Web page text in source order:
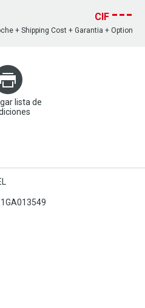
CIF ---
+ Shipping Cost + Garantia + Option
lista de